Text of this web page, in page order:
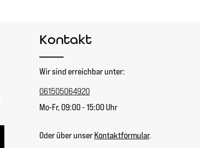
Kontakt
Wir sind erreichbar unter:
061505064920
Mo-Fr, 09:00 - 15:00 Uhr
Oder über unserKontaktformular.